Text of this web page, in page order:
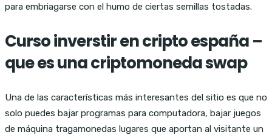
para embriagarse con el humo de ciertas semillas tostadas.
Curso inverstir en cripto españa –
que es una criptomoneda swap
Una de las características más interesantes del sitio es que no
solo puedes bajar programas para computadora, bajar juegos
de máquina tragamonedas lugares que aportan al visitante un